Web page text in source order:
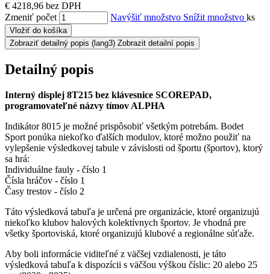
€ 4218,96 bez DPH
Zmeniť počet
Navýšiť množstvo Snížit množstvo ks
Vložiť do košíka
Zobraziť detailný popis (lang3) Zobrazit detailní popis
Detailný popis
Interný displej 8T215 bez klávesnice SCOREPAD,
programovateľné názvy tímov ALPHA
Indikátor 8015 je možné prispôsobiť všetkým potrebám. Bodet
Sport ponúka niekoľko ďalších modulov, ktoré možno použiť na
vylepšenie výsledkovej tabule v závislosti od športu (športov), ktorý
sa hrá:
Individuálne fauly - číslo 1
Čísla hráčov - číslo 1
Časy trestov - číslo 2
Táto výsledková tabuľa je určená pre organizácie, ktoré organizujú
niekoľko klubov halových kolektívnych športov. Je vhodná pre
všetky športoviská, ktoré organizujú klubové a regionálne súťaže.
Aby boli informácie viditeľné z väčšej vzdialenosti, je táto
výsledková tabuľa k dispozícii s väčšou výškou číslic: 20 alebo 25